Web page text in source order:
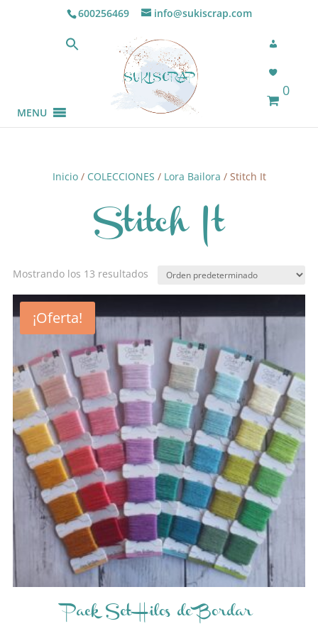
600256469 info@sukiscrap.com
0
MENU
Inicio/ COLECCIONES / Lora Bailora / Stitch It
Stitch It
Mostrando los 13 resultados
¡Oferta!
Pack Set Hilos de Bordar